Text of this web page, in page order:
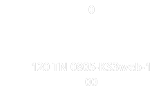
0
120 TN 0805-KS3web-1
00